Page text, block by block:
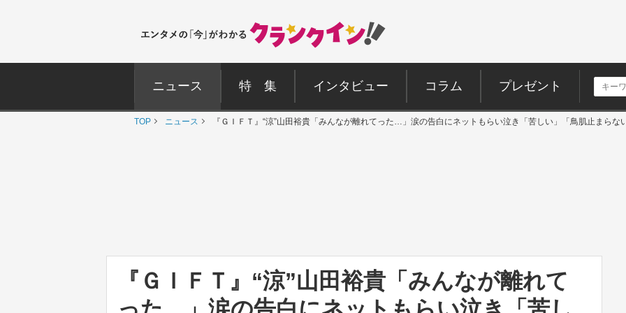
ニュース 特 集 インタビュー コラム プレゼント
TOP ニュース 『ＧＩＦＴ』“涼”山田裕貴「みんなが離れてった…」涙の告白にネットもらい泣き「苦しい」「鳥肌止まらな
『ＧＩＦＴ』“涼”山田裕貴「みんなが離れて